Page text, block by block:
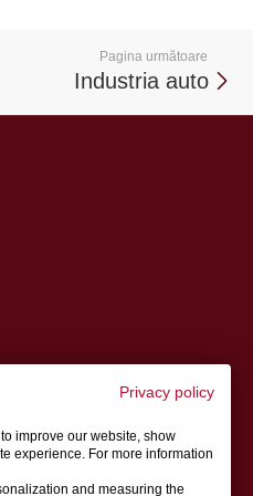
Pagina următoare
Industria auto
Privacy policy
improve our website, show
experience. For more information
and measuring the